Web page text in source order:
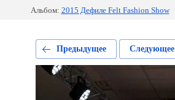
Альбом: 2015 Дефиле Felt Fashion Show
Предыдущее Следующее